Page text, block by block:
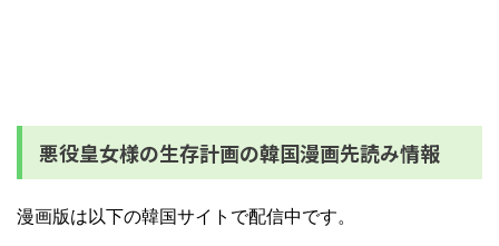
悪役皇女様の生存計画の韓国漫画先読み情報
漫画版は以下の韓国サイトで配信中です。